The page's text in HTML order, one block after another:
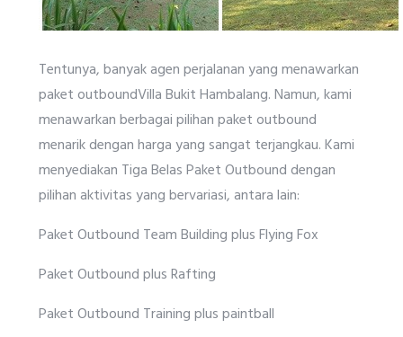
Tentunya, banyak agen perjalanan yang menawarkan
paket outboundVilla Bukit Hambalang. Namun, kami
menawarkan berbagai pilihan paket outbound
menarik dengan harga yang sangat terjangkau. Kami
menyediakan Tiga Belas Paket Outbound dengan
pilihan aktivitas yang bervariasi, antara lain:
Paket Outbound Team Building plus Flying Fox
Paket Outbound plus Rafting
Paket Outbound Training plus paintball